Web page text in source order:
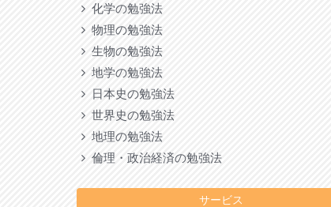
化学の勉強法
物理の勉強法
生物の勉強法
地学の勉強法
日本史の勉強法
世界史の勉強法
地理の勉強法
倫理・政治経済の勉強法
サービス